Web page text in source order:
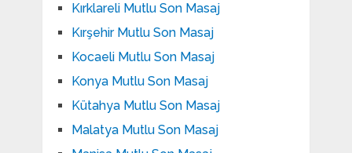
Kırklareli Mutlu Son Masaj
Kırşehir Mutlu Son Masaj
Kocaeli Mutlu Son Masaj
Konya Mutlu Son Masaj
Kütahya Mutlu Son Masaj
Malatya Mutlu Son Masaj